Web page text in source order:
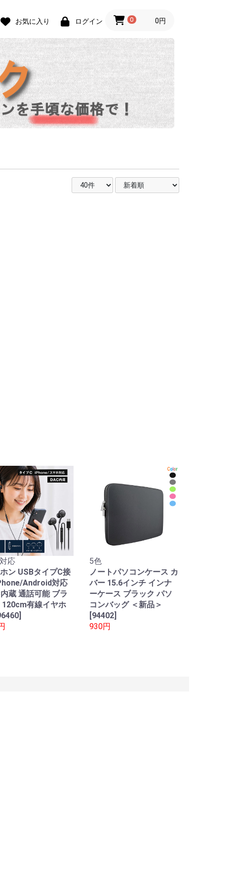
お気に入り ログイン 0 0円
応
ン USBタイプC接
Android対応
蔵 通話可能 ブラ
120cm有線イヤホ
5色
ノートパソコンケース カ
バー 15.6インチ インナ
ーケース ブラック パソ
コンバッグ ＜新品＞
[94402]
930円